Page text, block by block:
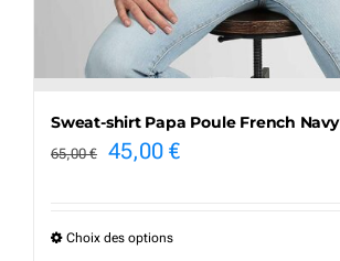
Sweat-shirt Papa Poule French Navy
65,00€
Le
initial
45,00€Le
Choix des optionsCe